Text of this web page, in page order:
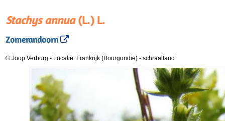
Stachys annua(L.) L.
Zomerandoorn
© Joop Verburg - Locatie: Frankrijk (Bourgondie) - schraalland